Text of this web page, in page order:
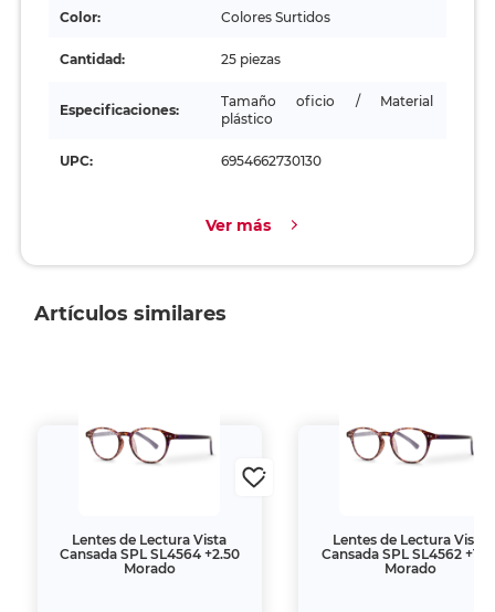
Color: Colores Surtidos
Cantidad: 25 piezas
Especificaciones:
Tamaño oficio / Material
plástico
UPC: 6954662730130
Ver más
Artículos similares
Lentes de Lectura Vista
Cansada SPL SL4564 +2.50
Morado
Lentes de Lectura Vista
Cansada SPL SL4562
Morado